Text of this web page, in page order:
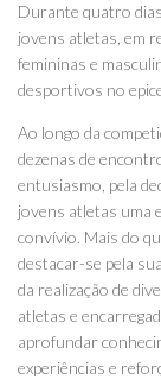
Durante quatro
jovens atletas, em
femininas e
desportivos no
Ao longo da
dezenas de
entusiasmo, pela
jovens atletas uma
convívio. Mais do
destacar-se pela
da realização de
atletas e
aprofundar
experiências e